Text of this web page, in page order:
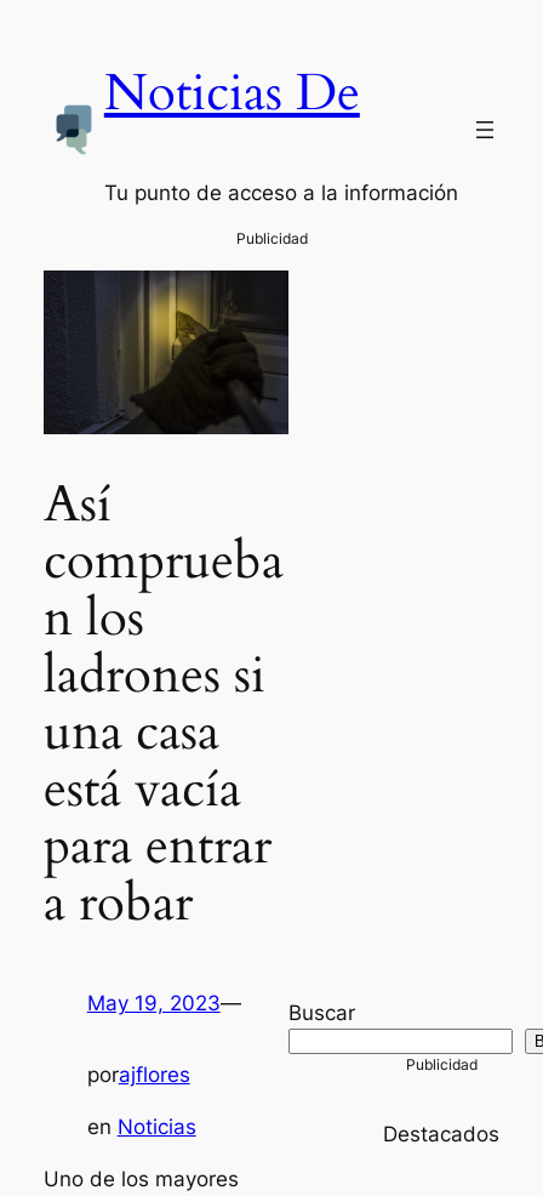
Noticias De
Tu punto de acceso a la información
Así
comprueba
n los
ladrones si
una casa
está vacía
para entrar
a robar
May 19, 2023—
porajflores
en Noticias
Uno de los mayores
Buscar
Destacados